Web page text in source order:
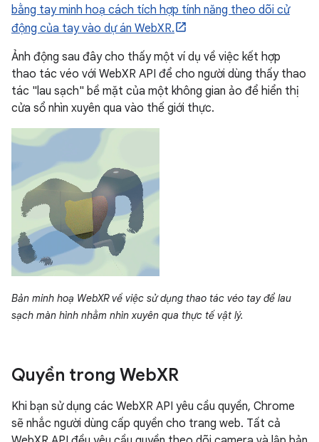
bằng tay minh hoạ cách tích hợp tính năng theo dõi cử
động của tay vào dự án WebXR.
Ảnh động sau đây cho thấy một ví dụ về việc kết hợp
thao tác véo với WebXR API để cho người dùng thấy thao
tác "lau sạch" bề mặt của một không gian ảo để hiển thị
cửa sổ nhìn xuyên qua vào thế giới thực.
Bản minh hoạ WebXR về việc sử dụng thao tác véo tay để lau
sạch màn hình nhằm nhìn xuyên qua thực tế vật lý.
Quyền trong WebXR
Khi bạn sử dụng các WebXR API yêu cầu quyền, Chrome
sẽ nhắc người dùng cấp quyền cho trang web. Tất cả